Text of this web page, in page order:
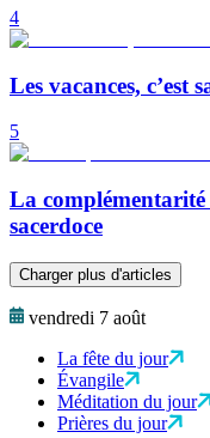
4
Les vacances, c’est
5
La
sacerdoce
Charger plus d'articles
vendredi 7 août
La fête du jour
Évangile
Méditation du jour
Prières du jour